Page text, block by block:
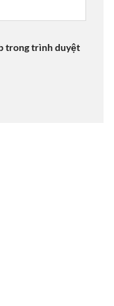
trong trình duyệt